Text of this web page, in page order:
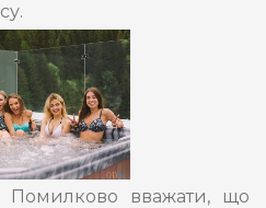
Помилково вважати, що